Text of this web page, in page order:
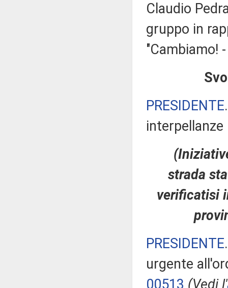
Claudio
gruppo in
"Cambiamo!
PRESIDENTE
strada
verificatisi
PRESIDENTE
urgente
00513 (Vedi l'